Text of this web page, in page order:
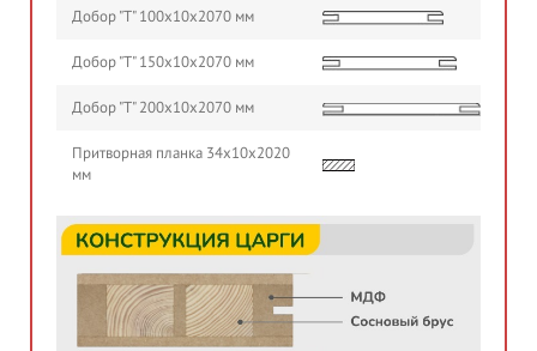
Добор "Т" 100х10х2070 мм
Добор "Т" 150х10х2070 мм
Добор "Т" 200х10х2070 мм
Притворная планка 34х10х2020
мм